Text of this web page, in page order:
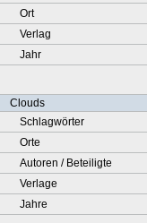
Ort
Verlag
Jahr
Clouds
Schlagwörter
Orte
Autoren / Beteiligte
Verlage
Jahre